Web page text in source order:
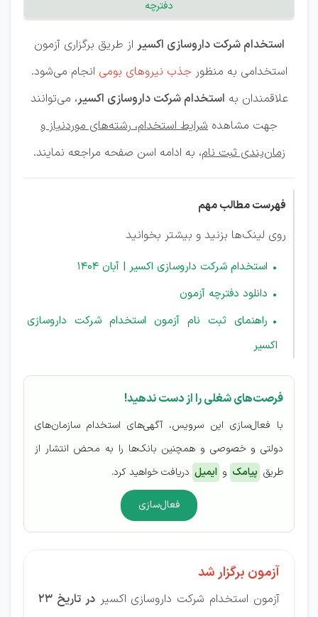
دفترچه
استخدام شرکت داروسازی اکسیر از طریق برگزاری آزمون
استخدامی به منظور جذب نیروهای بومی انجام می‌شود.
علاقمندان به استخدام شرکت داروسازی اکسیر، می‌توانند
جهت مشاهده شرایط استخدام، رشته‌های موردنیاز و
زمان‌بندی ثبت نام، به ادامه اسن صفحه مراجعه نمایند.
فهرست مطالب مهم
روی لینک‌ها بزنید و بیشتر بخوانید
استخدام شرکت داروسازی اکسیر | آبان 1404
دانلود دفترچه آزمون
راهنمای ثبت نام آزمون استخدام شرکت داروسازی
اکسیر
فرصت‌های شغلی را از دست ندهید!
با فعال‌سازی این سرویس، آگهی‌های استخدام سازمان‌های
دولتی و خصوصی و همچنین بانک‌ها را به محض انتشار از
طریق پیامک و ایمیل دریافت خواهید کرد.
فعال‌سازی
آزمون برگزار شد
آزمون استخدام شرکت داروسازی اکسیر
در تاریخ 23